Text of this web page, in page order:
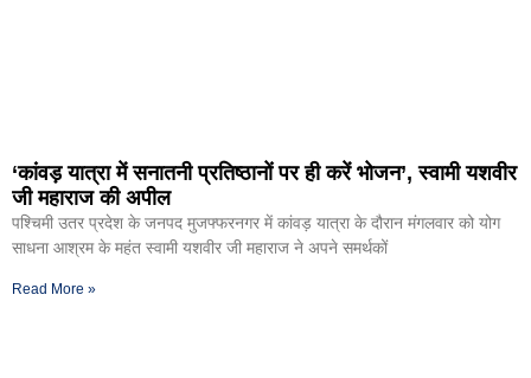
‘कांवड़ यात्रा में सनातनी प्रतिष्ठानों पर ही करें भोजन’, स्वामी यशवीर
जी महाराज की अपील
पश्चिमी उतर प्रदेश के जनपद मुजफ्फरनगर में कांवड़ यात्रा के दौरान मंगलवार को योग
साधना आश्रम के महंत स्वामी यशवीर जी महाराज ने अपने समर्थकों
Read More »